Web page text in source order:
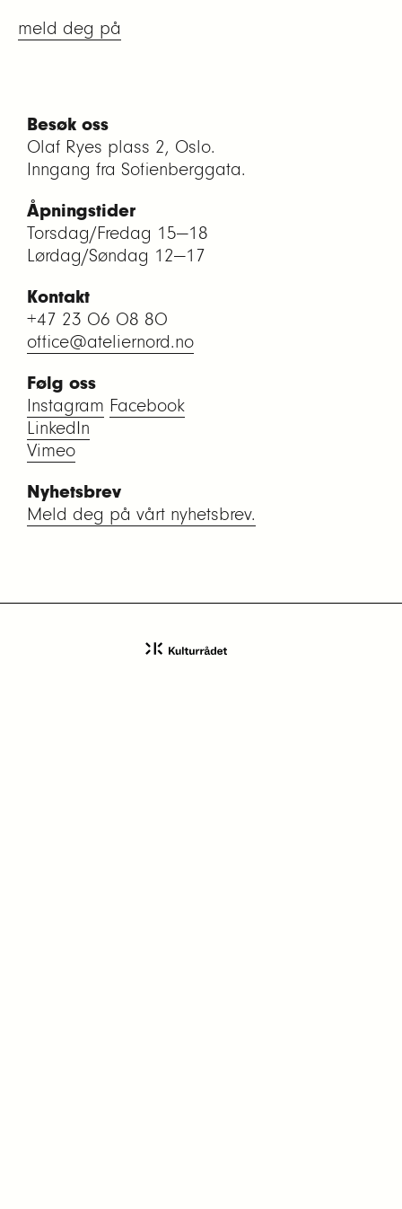
meld deg på
Besøk oss
Olaf Ryes plass 2, Oslo.
Inngang fra Sofienberggata.
Åpningstider
Torsdag/Fredag 15—18
Lørdag/Søndag 12—17
Kontakt
+47 23 06 08 80
office@ateliernord.no
Følg oss
Instagram Facebook
LinkedIn
Vimeo
Nyhetsbrev
Meld deg på vårt nyhetsbrev.